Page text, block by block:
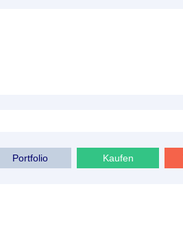
Portfolio Kaufen